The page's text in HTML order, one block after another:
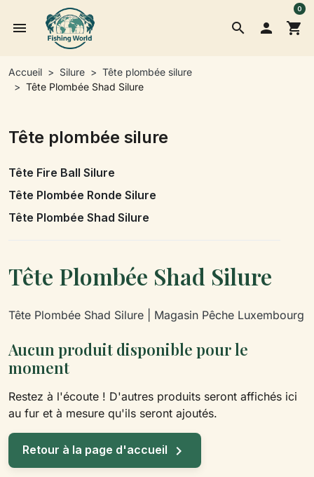
search
menu  shopping_cart
0
Accueil Silure
Tête plombée silure
Tête Plombée Shad Silure
Tête plombée silure
Tête Fire Ball Silure
Tête Plombée Ronde Silure
Tête Plombée Shad Silure
Tête Plombée Shad Silure
Tête Plombée Shad Silure | Magasin Pêche Luxembourg
Aucun produit disponible pour le
moment
Restez à l'écoute ! D'autres produits seront affichés ici
au fur et à mesure qu'ils seront ajoutés.
Retour à la page d'accueil 